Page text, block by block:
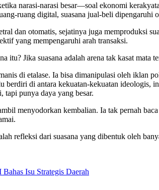
narasi-narasi besar—soal ekonomi
ruang digital, suasana jual-beli dipengaruhi
dan otomatis, sejatinya juga memproduksi
yang mempengaruhi arah transaksi.
itu? Jika suasana adalah arena tak kasat
di etalase. Ia bisa dimanipulasi oleh
berdiri di antara kekuatan-kekuatan
tapi punya daya yang besar.
menyodorkan kembalian. Ia tak pernah
refleksi dari suasana yang dibentuk oleh
Isu Strategis Daerah